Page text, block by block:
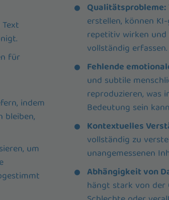
für
indem
bleiben,
um
Qualitätsprobleme:
erstellen, können
repetitiv wirken und
vollständig erfassen.
Fehlende
und subtile
reproduzieren, was
Bedeutung sein
Kontextuelles
vollständig zu
unangemessenen
Abhängigkeit von
hängt stark von der